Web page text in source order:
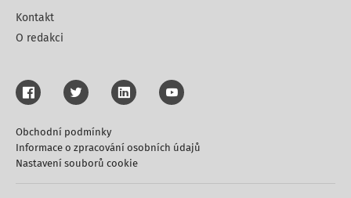
Kontakt
O redakci
Obchodní podmínky
Informace o zpracování osobních údajů
Nastavení souborů cookie